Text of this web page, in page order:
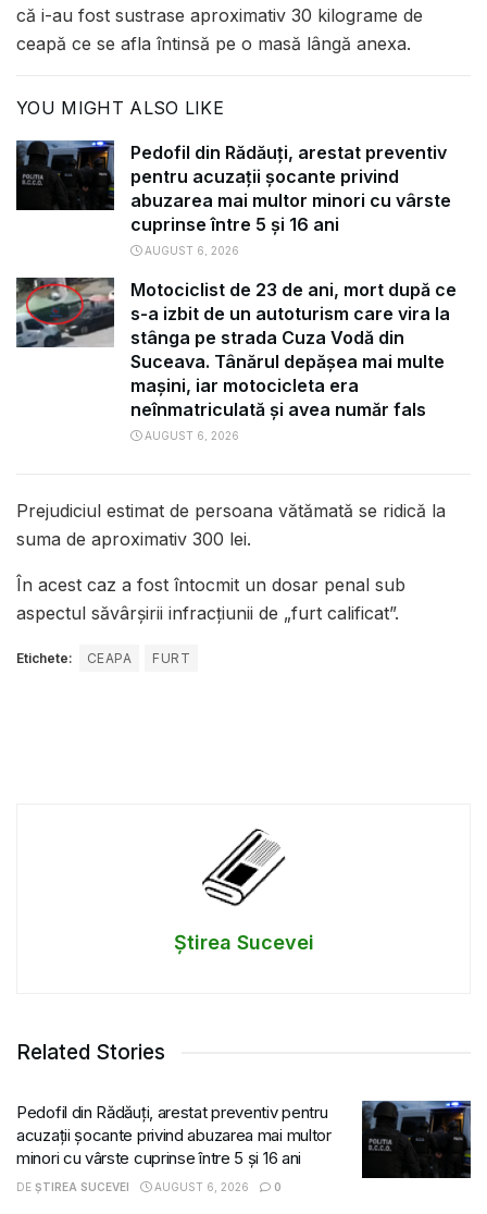
că i-au fost sustrase aproximativ 30 kilograme de
ceapă ce se afla întinsă pe o masă lângă anexa.
YOU MIGHT ALSO LIKE
Pedofil din Rădăuți, arestat preventiv
pentru acuzații șocante privind
abuzarea mai multor minori cu vârste
cuprinse între 5 și 16 ani
AUGUST 6, 2026
Motociclist de 23 de ani, mort după ce
s-a izbit de un autoturism care vira la
stânga pe strada Cuza Vodă din
Suceava. Tânărul depășea mai multe
mașini, iar motocicleta era
neînmatriculată și avea număr fals
AUGUST 6, 2026
Prejudiciul estimat de persoana vătămată se ridică la
suma de aproximativ 300 lei.
În acest caz a fost întocmit un dosar penal sub
aspectul săvârșirii infracțiunii de „furt calificat”.
Etichete: CEAPA FURT
Știrea Sucevei
Related Stories
Pedofil din Rădăuți, arestat preventiv pentru
acuzații șocante privind abuzarea mai multor
minori cu vârste cuprinse între 5 și 16 ani
DE ȘTIREA SUCEVEI AUGUST 6, 2026 0